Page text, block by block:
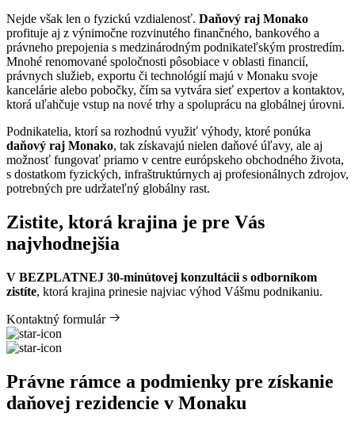
Nejde však len o fyzickú vzdialenosť. Daňový raj Monako
profituje aj z výnimočne rozvinutého finančného, bankového a
právneho prepojenia s medzinárodným podnikateľským prostredím.
Mnohé renomované spoločnosti pôsobiace v oblasti financií,
právnych služieb, exportu či technológií majú v Monaku svoje
kancelárie alebo pobočky, čím sa vytvára sieť expertov a kontaktov,
ktorá uľahčuje vstup na nové trhy a spoluprácu na globálnej úrovni.
Podnikatelia, ktorí sa rozhodnú využiť výhody, ktoré ponúka
daňový raj Monako, tak získavajú nielen daňové úľavy, ale aj
možnosť fungovať priamo v centre európskeho obchodného života,
s dostatkom fyzických, infraštruktúrnych aj profesionálnych zdrojov,
potrebných pre udržateľný globálny rast.
Zistite, ktorá krajina je pre Vás
najvhodnejšia
V BEZPLATNEJ 30-minútovej konzultácii s odborníkom
zistíte, ktorá krajina prinesie najviac výhod Vášmu podnikaniu.
Kontaktný formulár
Právne rámce a podmienky pre získanie
daňovej rezidencie v Monaku